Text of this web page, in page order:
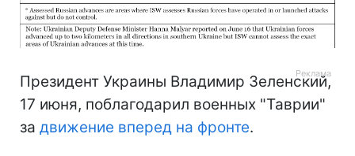
Президент Украины Владимир Зеленский,
17 июня, поблагодарил военных "Таврии"
за движение вперед на фронте.